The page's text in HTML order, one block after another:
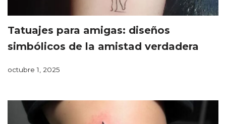
Tatuajes para amigas: diseños
simbólicos de la amistad verdadera
octubre 1, 2025